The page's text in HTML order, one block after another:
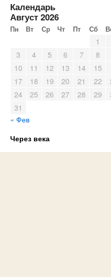
Календарь
Август 2026
Пн Вт Ср Чт Пт Сб
1
3
4 5 6 7 8
10
11 12 13 14 15
17
18 19 20 21 22
24
25 26 27 28 29
31
« Фев
Через века